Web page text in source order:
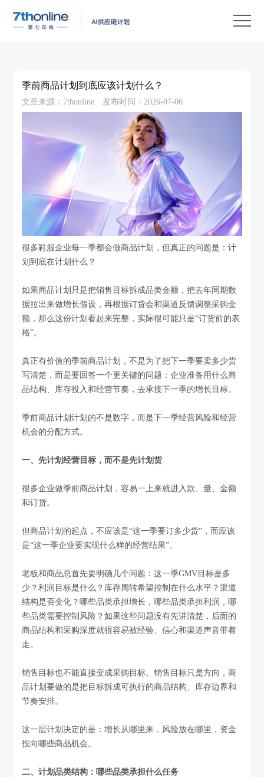
季前商品计划到底应该计划什么？
文章来源：7thonline 发布时间：2026-07-06
很多鞋服企业每一季都会做商品计划，但真正的问题是：计
划到底在计划什么？
如果商品计划只是把销售目标拆成品类金额，把去年同期数
据拉出来做增长假设，再根据订货会和渠道反馈调整采购金
额，那么这份计划看起来完整，实际很可能只是“订货前的表
格”。
真正有价值的季前商品计划，不是为了把下一季要卖多少货
写清楚，而是要回答一个更关键的问题：企业准备用什么商
品结构、库存投入和经营节奏，去承接下一季的增长目标。
季前商品计划计划的不是数字，而是下一季经营风险和经营
机会的分配方式。
一、先计划经营目标，而不是先计划货
很多企业做季前商品计划，容易一上来就进入款、量、金额
和订货。
但商品计划的起点，不应该是“这一季要订多少货”，而应该
是“这一季企业要实现什么样的经营结果”。
老板和商品总首先要明确几个问题：这一季GMV目标是多
少？利润目标是什么？库存周转希望控制在什么水平？渠道
结构是否变化？哪些品类承担增长，哪些品类承担利润，哪
些品类需要控制风险？如果这些问题没有先讲清楚，后面的
商品结构和采购深度就很容易被经验、信心和渠道声音带着
走。
销售目标也不能直接变成采购目标。销售目标只是方向，商
品计划要做的是把目标拆成可执行的商品结构、库存边界和
节奏安排。
这一层计划决定的是：增长从哪里来，风险放在哪里，资金
投向哪些商品机会。
二、计划品类结构：哪些品类承担什么任务